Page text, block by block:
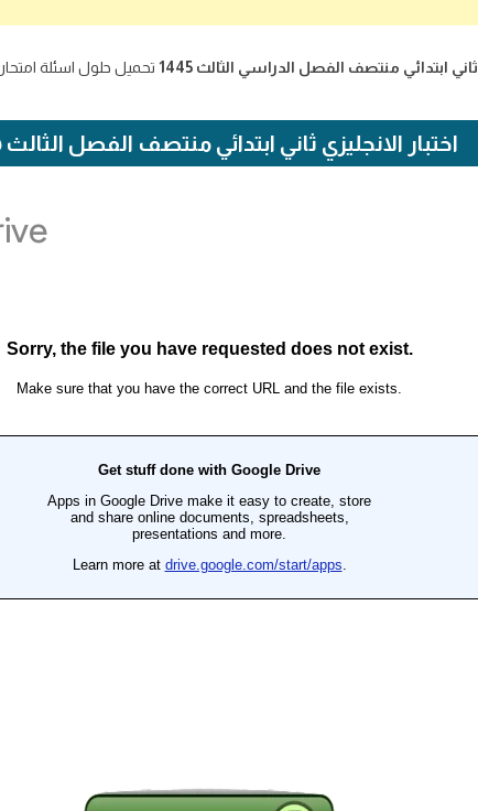
ابتدائي منتصف الفصل الدراسي الثالث 1445
اختبار الانجليزي ثاني ابتدائي منتصف الفصل الثالث ١٤٤٥